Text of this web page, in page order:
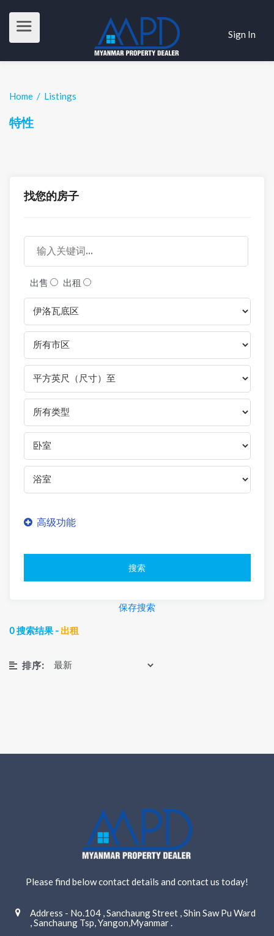
Sign In
Home / Listings
特性
找您的房子
出售 出租
搜索
保存搜索
0 搜索结果 - 出租
排序:
Please find below contact details and contact us today!
Address - No.104 , Sanchaung Street , Shin Saw Pu Ward
, Sanchaung Tsp, Yangon,Myanmar .